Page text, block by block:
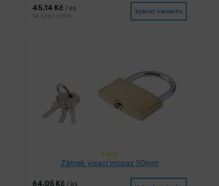
45,14 Kč / ks
54,62 Kč s DPH
Vybrat variantu
3 dny
Zámek visací mosaz 50mm
64,05 Kč / ks